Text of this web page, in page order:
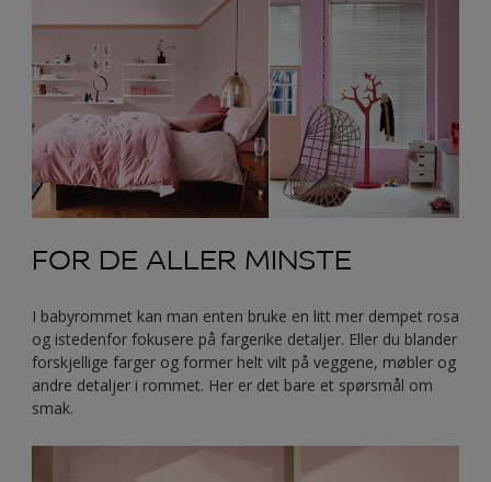
FOR DE ALLER MINSTE
I babyrommet kan man enten bruke en litt mer dempet rosa
og istedenfor fokusere på fargerike detaljer. Eller du blander
forskjellige farger og former helt vilt på veggene, møbler og
andre detaljer i rommet. Her er det bare et spørsmål om
smak.